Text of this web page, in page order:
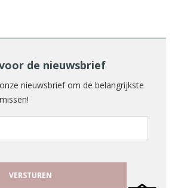
de nieuwsbrief
nieuwsbrief om de belangrijkste